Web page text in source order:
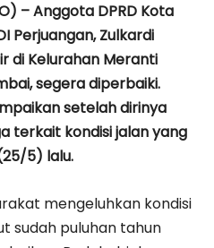
– Anggota DPRD Kota
Perjuangan, Zulkardi
di Kelurahan Meranti
segera diperbaiki.
setelah dirinya
terkait kondisi jalan yang
5) lalu.
mengeluhkan kondisi
sudah puluhan tahun